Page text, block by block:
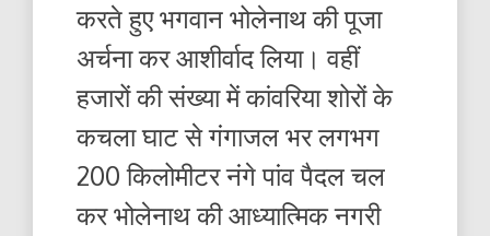
करते हुए भगवान भोलेनाथ की पूजा
अर्चना कर आशीर्वाद लिया। वहीं
हजारों की संख्या में कांवरिया शोरों के
कचला घाट से गंगाजल भर लगभग
200 किलोमीटर नंगे पांव पैदल चल
कर भोलेनाथ की आध्यात्मिक नगरी